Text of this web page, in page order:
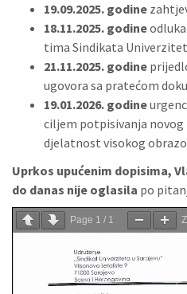
19.09.2025. godine
18.11.2025. godine
tima Sindikata
21.11.2025. godine
ugovora sa pratećom
19.01.2026. godine
ciljem potpisivanja
djelatnost visokog
Uprkos upućenim dopisima,
do danas nije oglasila po
Page 1 / 1